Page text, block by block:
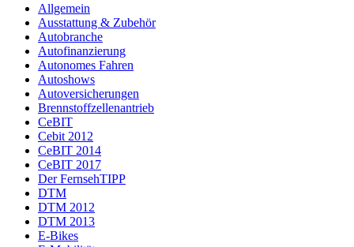
Allgemein
Ausstattung & Zubehör
Autobranche
Autofinanzierung
Autonomes Fahren
Autoshows
Autoversicherungen
Brennstoffzellenantrieb
CeBIT
Cebit 2012
CeBIT 2014
CeBIT 2017
Der FernsehTIPP
DTM
DTM 2012
DTM 2013
E-Bikes